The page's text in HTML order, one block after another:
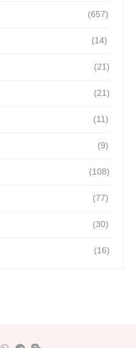
(657)
(14)
(21)
(21)
(11)
(9)
(108)
(77)
(30)
(16)